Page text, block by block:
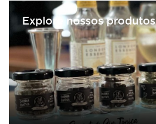
Explore nossos produtos